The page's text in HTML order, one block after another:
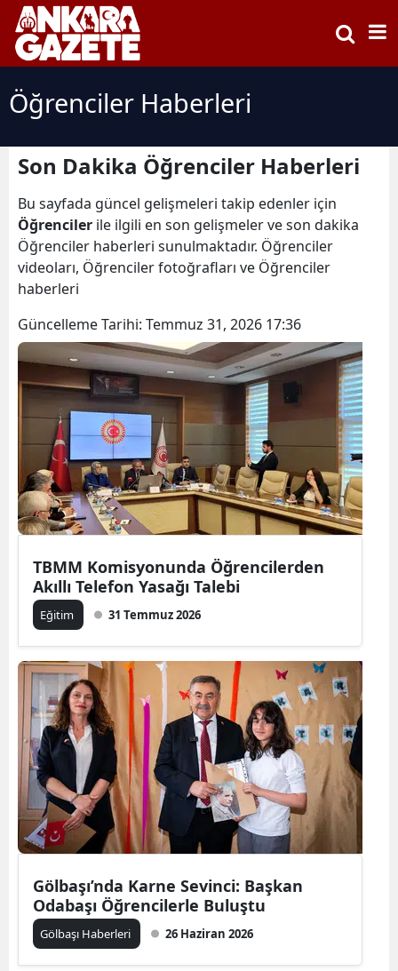
Öğrenciler Haberleri
Son Dakika Öğrenciler Haberleri
Bu sayfada güncel gelişmeleri takip edenler için
Öğrenciler ile ilgili en son gelişmeler ve son dakika
Öğrenciler haberleri sunulmaktadır. Öğrenciler
videoları, Öğrenciler fotoğrafları ve Öğrenciler
haberleri
Güncelleme Tarihi: Temmuz 31, 2026 17:36
TBMM Komisyonunda Öğrencilerden
Akıllı Telefon Yasağı Talebi
Eğitim 31 Temmuz 2026
Gölbaşı’nda Karne Sevinci: Başkan
Odabaşı Öğrencilerle Buluştu
Gölbaşı Haberleri 26 Haziran 2026